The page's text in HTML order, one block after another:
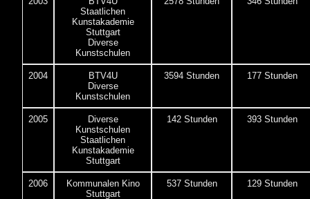
Staatlichen
Kunstakademie
Stuttgart
Diverse
Kunstschulen
2004
BTV4U
Diverse
Kunstschulen
3594 Stunden 177 Stunden
2005
Diverse
Kunstschulen
Staatlichen
Kunstakademie
Stuttgart
142 Stunden 393 Stunden
2006
Kommunalen Kino
Stuttgart
537 Stunden 129 Stunden